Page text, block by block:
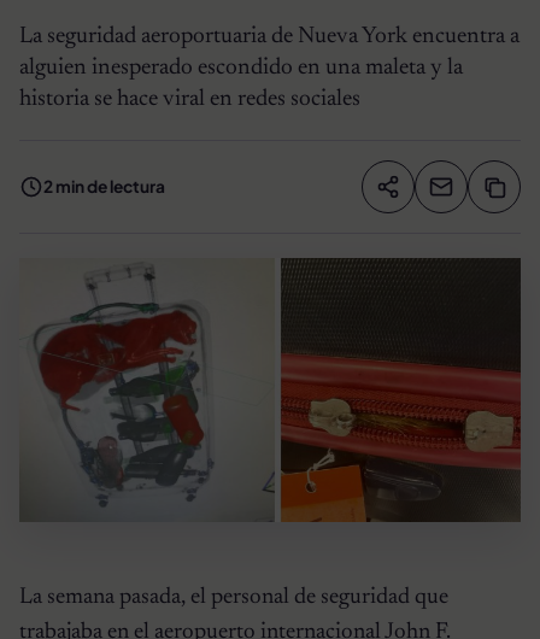
La seguridad aeroportuaria de Nueva York encuentra a
alguien inesperado escondido en una maleta y la
historia se hace viral en redes sociales
2 min de lectura Compartir
La semana pasada, el personal de seguridad que
trabajaba en el aeropuerto internacional John F.